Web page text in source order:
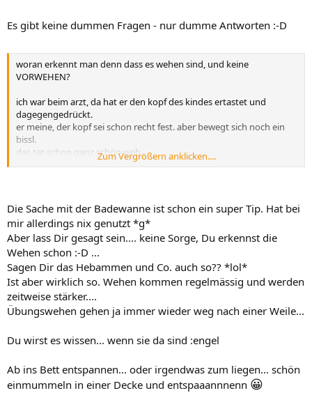
Es gibt keine dummen Fragen - nur dumme Antworten :-D
woran erkennt man denn dass es wehen sind, und keine
VORWEHEN?
ich war beim arzt, da hat er den kopf des kindes ertastet und
dagegengedrückt.
er meine, der kopf sei schon recht fest. aber bewegt sich noch ein
bissl.
das tat schon ganz schön weh.
ab und an zieht es dann auch am oberen rand der gebährmutter,
am rippenbogen.
Zum Vergrößern anklicken....
Die Sache mit der Badewanne ist schon ein super Tip. Hat bei
mir allerdings nix genutzt *g*
Aber lass Dir gesagt sein.... keine Sorge, Du erkennst die
Wehen schon :-D ...
Sagen Dir das Hebammen und Co. auch so?? *lol*
Ist aber wirklich so. Wehen kommen regelmässig und werden
zeitweise stärker....
Übungswehen gehen ja immer wieder weg nach einer Weile...
Du wirst es wissen... wenn sie da sind :engel
Ab ins Bett entspannen... oder irgendwas zum liegen... schön
einmummeln in einer Decke und entspaaannnenn 😀